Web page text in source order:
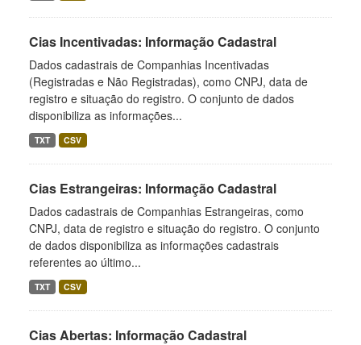
Cias Incentivadas: Informação Cadastral
Dados cadastrais de Companhias Incentivadas
(Registradas e Não Registradas), como CNPJ, data de
registro e situação do registro. O conjunto de dados
disponibiliza as informações...
TXT CSV
Cias Estrangeiras: Informação Cadastral
Dados cadastrais de Companhias Estrangeiras, como
CNPJ, data de registro e situação do registro. O conjunto
de dados disponibiliza as informações cadastrais
referentes ao último...
TXT CSV
Cias Abertas: Informação Cadastral